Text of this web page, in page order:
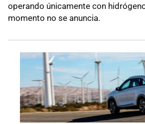
operando únicamente con
momento no se anuncia.